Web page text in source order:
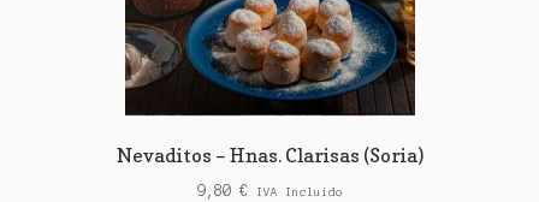
la
página
de
producto
Nevaditos – Hnas. Clarisas (Soria)
9,80 € IVA Incluido